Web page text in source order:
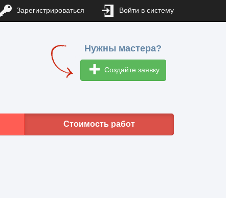
Зарегистрироваться Войти в систему
Нужны мастера?
Создайте заявку
Стоимость работ